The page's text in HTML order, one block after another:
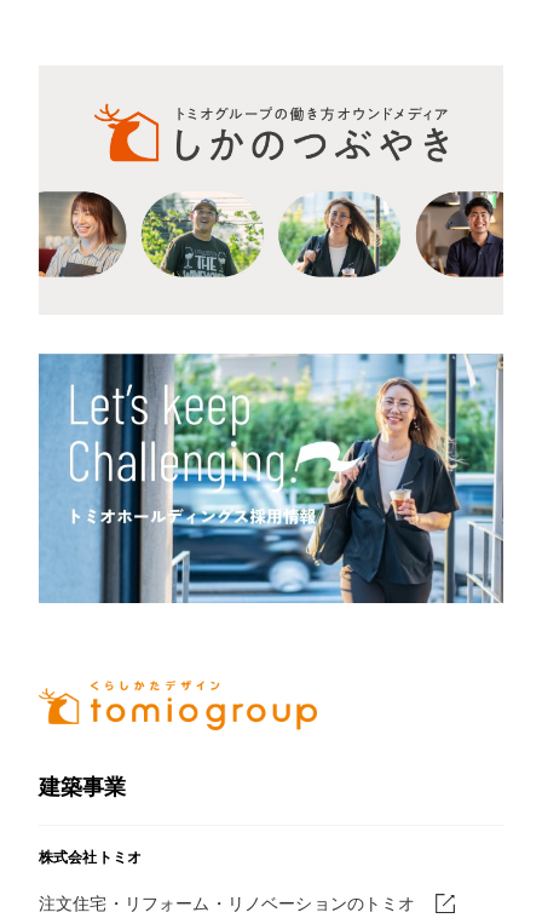
建築事業
株式会社トミオ
注文住宅・リフォーム・リノベーションのトミオ